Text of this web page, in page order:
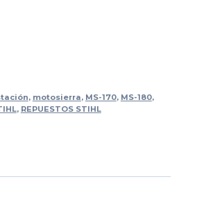
, motosierra, MS-170, MS-180,
, REPUESTOS STIHL